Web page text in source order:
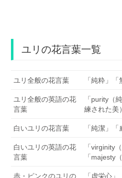
ユリの花言葉一覧
ユリ全般の花言葉 「純粋」「
ユリ全般の英語の花
言葉
「purity（
練された美
白いユリの花言葉 「純潔」「
白いユリの英語の花
言葉
「virginity
「majesty
赤・ピンクのユリの
「虚栄心」